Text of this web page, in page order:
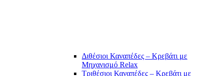
Διθέσιοι Καναπέδες – Κρεβάτι με
Μηχανισμό Relax
Τριθέσιοι Καναπέδες – Κρεβάτι με